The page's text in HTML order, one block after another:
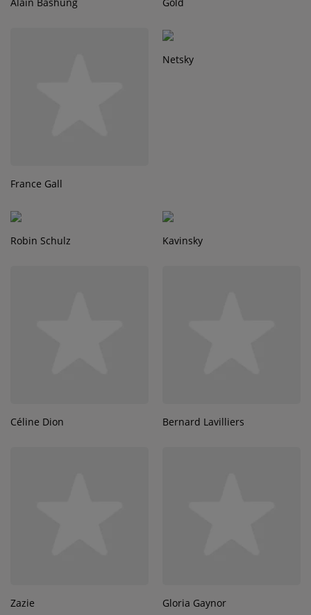
France Gall
Netsky
Robin Schulz Kavinsky
Céline Dion Bernard Lavilliers
Zazie Gloria Gaynor